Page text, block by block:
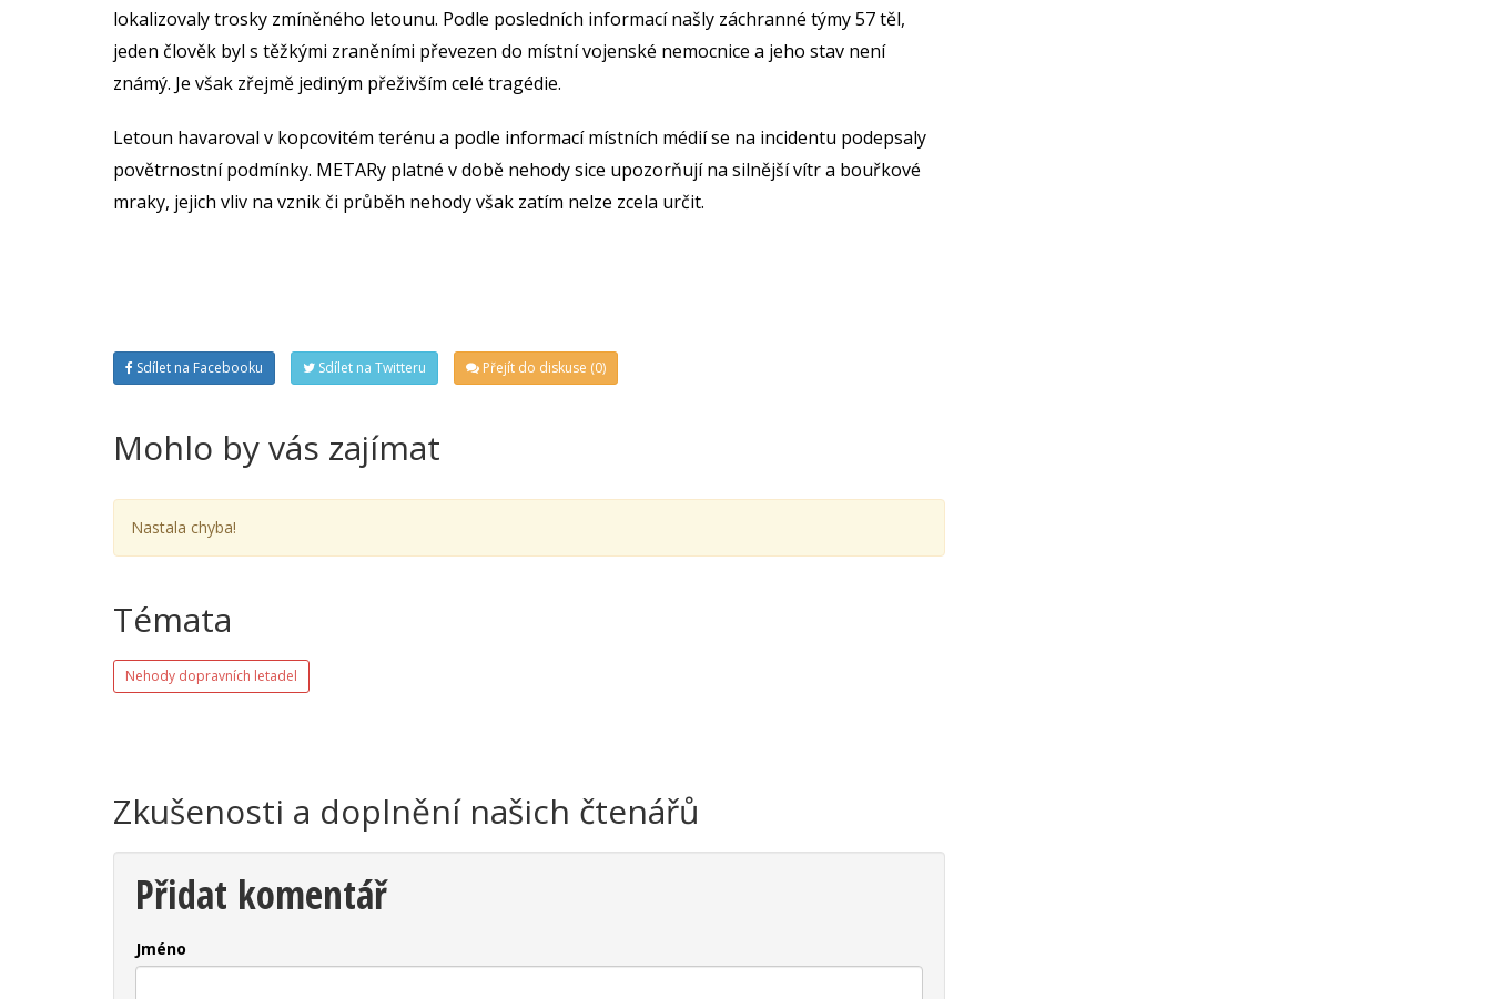
lokalizovaly trosky zmíněného letounu. Podle posledních informací našly záchranné týmy 57 těl,
jeden člověk byl s těžkými zraněními převezen do místní vojenské nemocnice a jeho stav není
známý. Je však zřejmě jediným přeživším celé tragédie.
Letoun havaroval v kopcovitém terénu a podle informací místních médií se na incidentu podepsaly
povětrnostní podmínky. METARy platné v době nehody sice upozorňují na silnější vítr a bouřkové
mraky, jejich vliv na vznik či průběh nehody však zatím nelze zcela určit.
Sdílet na Facebooku Sdílet na Twitteru Přejít do diskuse (0)
Mohlo by vás zajímat
Nastala chyba!
Témata
Nehody dopravních letadel
Zkušenosti a doplnění našich čtenářů
Přidat komentář
Jméno